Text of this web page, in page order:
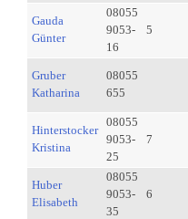
Gauda
Günter
08055
9053-
16
5
Gruber
Katharina
08055
655
Hinterstocker
Kristina
08055
9053-
25
7
Huber
Elisabeth
08055
9053-
35
6